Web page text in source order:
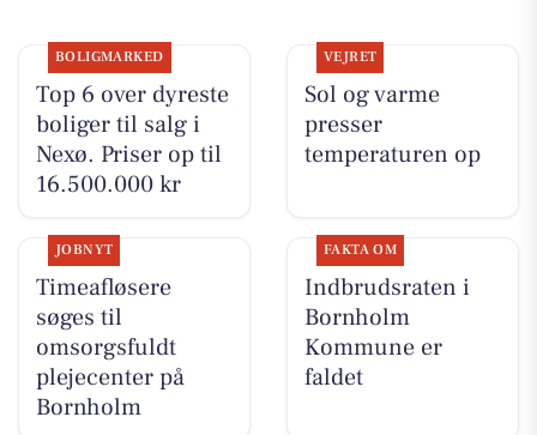
BOLIGMARKED
Top 6 over dyreste
boliger til salg i
Nexø. Priser op til
16.500.000 kr
VEJRET
Sol og varme
presser
temperaturen op
JOBNYT
Timeafløsere
søges til
omsorgsfuldt
plejecenter på
Bornholm
FAKTA OM
Indbrudsraten i
Bornholm
Kommune er
faldet